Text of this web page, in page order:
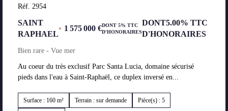
Réf. 2954
SAINT
RAPHAEL
• 1 575 000 €DONT 5% TTC
D'HONORAIRES
DONT5.00% TTC
D'HONORAIRES
Bien rare - Vue mer
Au coeur du très exclusif Parc Santa Lucia, domaine sécurisé
pieds dans l'eau à Saint-Raphaël, ce duplex inversé en...
Surface : 160 m² Terrain : sur demande Pièce(s) : 5